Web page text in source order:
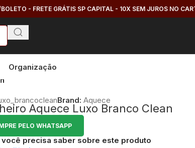
- FRETE GRÁTIS SP CAPITAL - 10X SEM JUROS NO
Organização
Brand:Aquece
Aquece Luxo Branco Clean
PELO WHATSAPP
você precisa saber sobre este produto